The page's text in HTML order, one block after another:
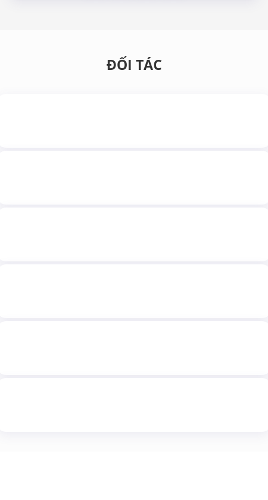
ĐỐI TÁC